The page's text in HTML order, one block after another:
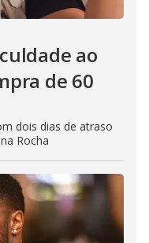
ao
de 60
dois dias de atraso
Rocha